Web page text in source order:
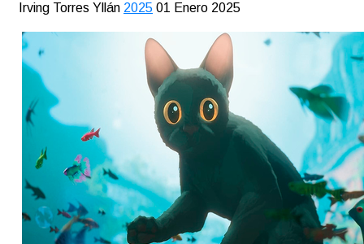
Irving Torres Yllán 2025 01 Enero 2025